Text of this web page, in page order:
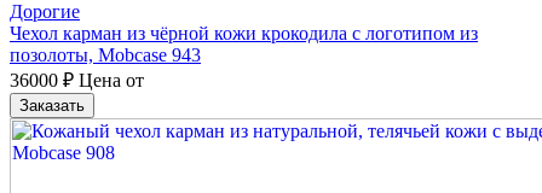
Дорогие
Чехол карман из чёрной кожи крокодила с логотипом из
позолоты, Mobcase 943
36000 ₽ Цена от
Заказать